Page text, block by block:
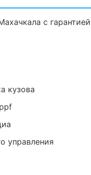
с
кузова
управления